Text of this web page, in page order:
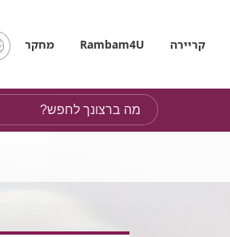
קריירה Rambam4U מחקר
בחירת
שים
לב,
בבחירת
לאתר
מה
ברצונך
לחפש?